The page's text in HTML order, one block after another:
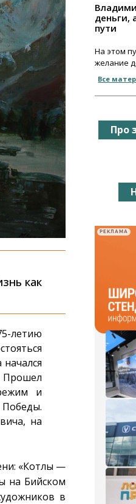
как
летию
и
на
«Котлы —
на Бийском
в
деньги,
пути
На этом
желание
Все
Про
РЕКЛАМА